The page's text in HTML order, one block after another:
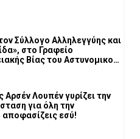
Σύλλογο Αλληλεγγύης και
στο Γραφείο
Βίας του Αστυνομικού
Αρσέν Λουπέν γυρίζει την
για όλη την
το αποφασίζεις εσύ!